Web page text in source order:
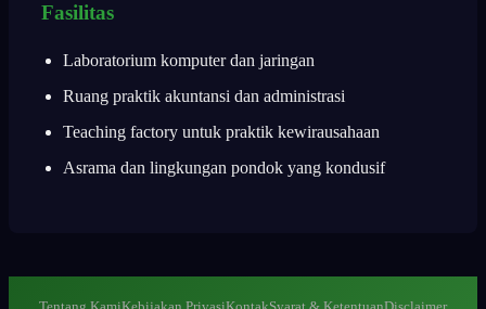
Fasilitas
Laboratorium komputer dan jaringan
Ruang praktik akuntansi dan administrasi
Teaching factory untuk praktik kewirausahaan
Asrama dan lingkungan pondok yang kondusif